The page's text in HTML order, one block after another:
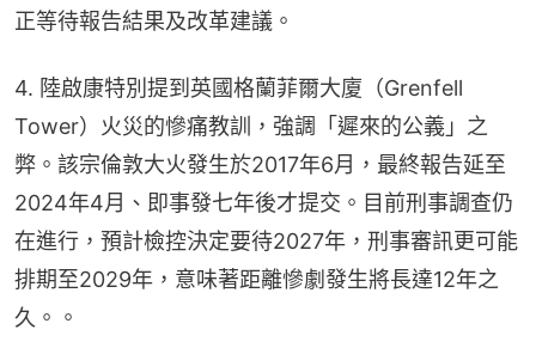
正等待報告結果及改革建議。
4. 陸啟康特別提到英國格蘭菲爾大廈（Grenfell
Tower）火災的慘痛教訓，強調「遲來的公義」之
弊。該宗倫敦大火發生於2017年6月，最終報告延至
2024年4月、即事發七年後才提交。目前刑事調查仍
在進行，預計檢控決定要待2027年，刑事審訊更可能
排期至2029年，意味著距離慘劇發生將長達12年之
久。。